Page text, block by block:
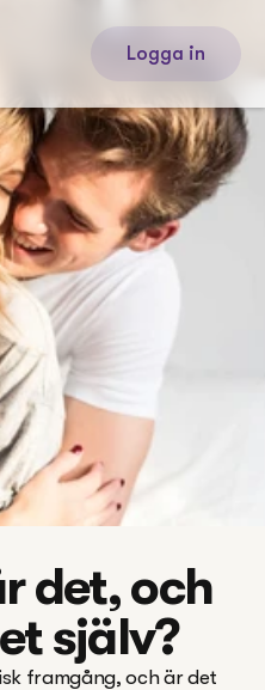
Logga in
det, och
själv?
framgång, och är det